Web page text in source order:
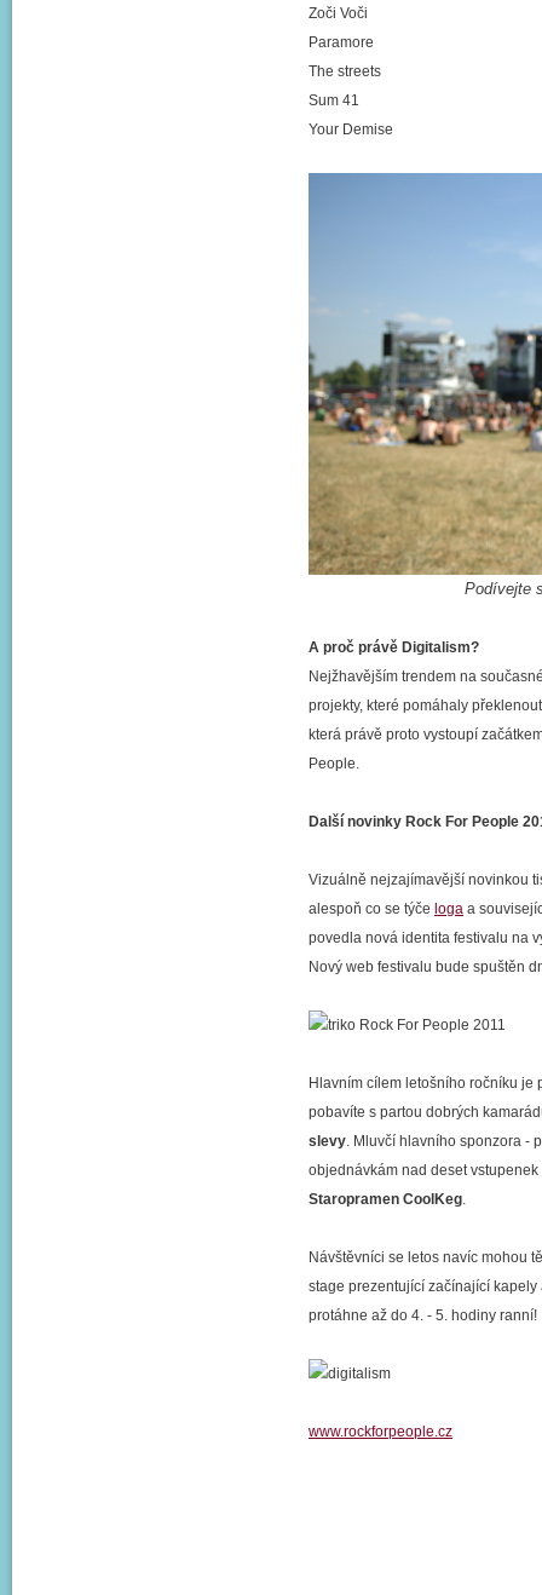
Zoči Voči
Paramore
The streets
Sum 41
Your Demise
Podívejte
A proč právě Digitalism?
Nejžhavějším trendem na
projekty, které pomáhaly
která právě proto vystoupí
People.
Další novinky Rock For People
Vizuálně nejzajímavější novinkou
alespoň co se týče loga a
povedla nová identita festivalu na
Nový web festivalu bude spuštěn
Hlavním cílem letošního ročníku je
pobavíte s partou dobrých
slevy. Mluvčí hlavního sponzora -
objednávkám nad deset
Staropramen CoolKeg.
Návštěvníci se letos navíc mohou
stage prezentující začínající
protáhne až do 4. - 5. hodiny ranní!
www.rockforpeople.cz